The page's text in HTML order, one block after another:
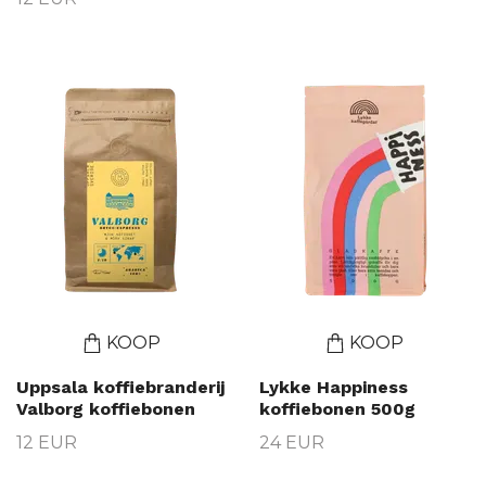
KOOP
Uppsala koffiebranderij
Valborg koffiebonen
12 EUR
KOOP
Lykke Happiness
koffiebonen 500g
24 EUR